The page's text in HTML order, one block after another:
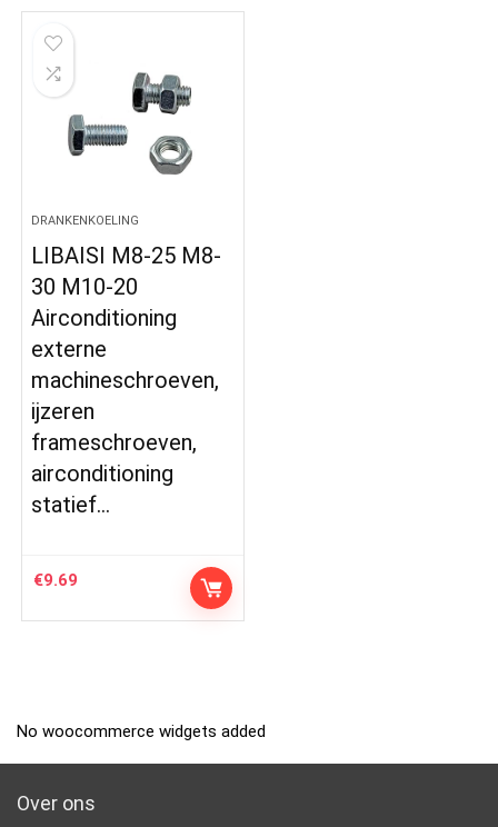
DRANKENKOELING
LIBAISI M8-25 M8-
30 M10-20
Airconditioning
externe
machineschroeven,
ijzeren
frameschroeven,
airconditioning
statief…
€9.69
No woocommerce widgets added
Over ons